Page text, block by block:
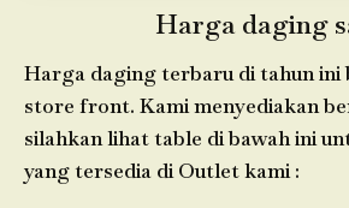
Harga daging
Harga daging terbaru di tahun ini
store front. Kami menyediakan
silahkan lihat table di bawah ini
yang tersedia di Outlet kami :